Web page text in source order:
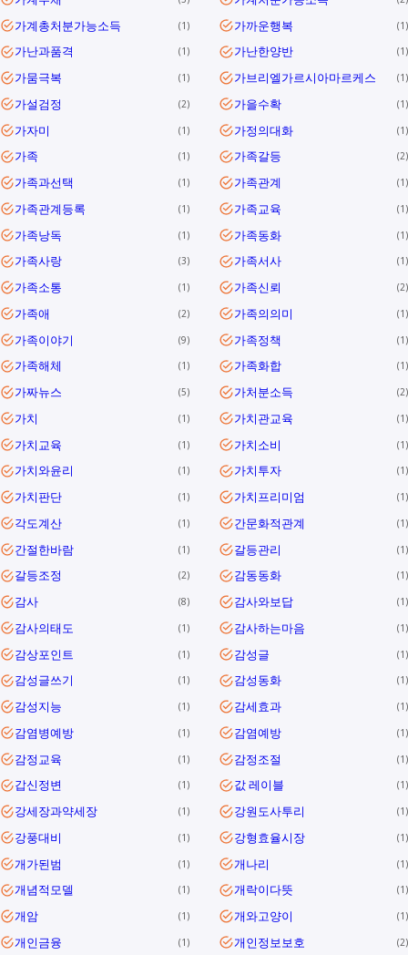
가계총처분가능소득 1 가까운행복 1
가난과품격 1 가난한양반 1
가뭄극복 1 가브리엘가르시아마르케스 1
가설검정 2 가을수확 1
가자미 1 가정의대화 1
가족 1 가족갈등 2
가족과선택 1 가족관계 1
가족관계등록 1 가족교육 1
가족낭독 1 가족동화 1
가족사랑 3 가족서사 1
가족소통 1 가족신뢰 2
가족애 2 가족의의미 1
가족이야기 9 가족정책 1
가족해체 1 가족화합 1
가짜뉴스 5 가처분소득 2
가치 1 가치관교육 1
가치교육 1 가치소비 1
가치와윤리 1 가치투자 1
가치판단 1 가치프리미엄 1
각도계산 1 간문화적관계 1
간절한바람 1 갈등관리 1
갈등조정 2 감동동화 1
감사 8 감사와보답 1
감사의태도 1 감사하는마음 1
감상포인트 1 감성글 1
감성글쓰기 1 감성동화 1
감성지능 1 감세효과 1
감염병예방 1 감염예방 1
감정교육 1 감정조절 1
갑신정변 1 값 레이블 1
강세장과약세장 1 강원도사투리 1
강풍대비 1 강형효율시장 1
개가된범 1 개나리 1
개념적모델 1 개락이다뜻 1
개암 1 개와고양이 1
개인금융 1 개인정보보호 2